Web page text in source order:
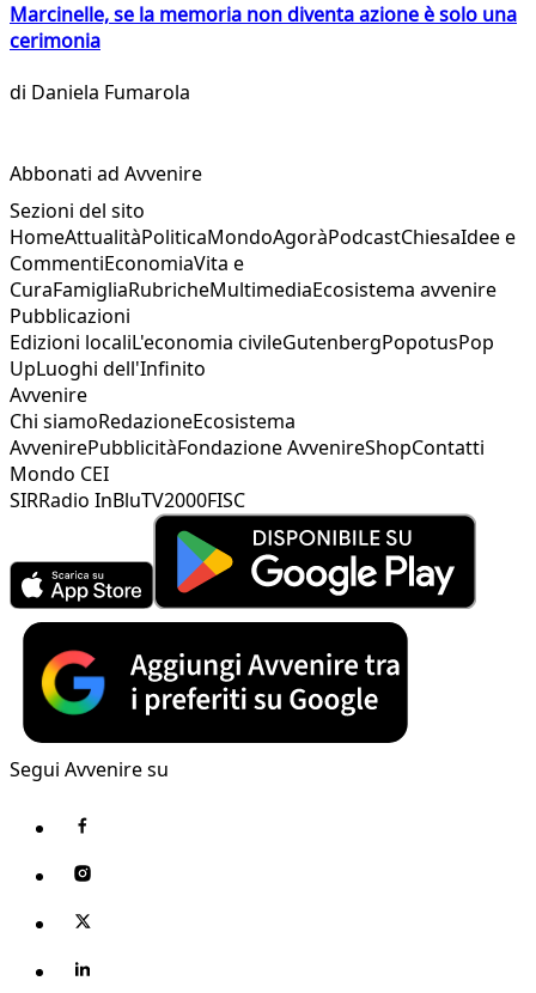
Marcinelle, se la memoria non diventa azione è solo una
cerimonia
di Daniela Fumarola
Abbonati ad Avvenire
Sezioni del sito
HomeAttualitàPoliticaMondoAgoràPodcastChiesaIdee e
CommentiEconomiaVita e
CuraFamigliaRubricheMultimediaEcosistema avvenire
Pubblicazioni
Edizioni localiL'economia civileGutenbergPopotusPop
UpLuoghi dell'Infinito
Avvenire
Chi siamoRedazioneEcosistema
AvvenirePubblicitàFondazione AvvenireShopContatti
Mondo CEI
SIRRadio InBluTV2000FISC
Segui Avvenire su